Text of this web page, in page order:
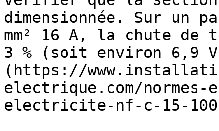
dimensionnée. Sur un
mm² 16 A, la chute de
3 % (soit environ 6,9
(https://
electrique.com/normes-
electricite-nf-c-15-